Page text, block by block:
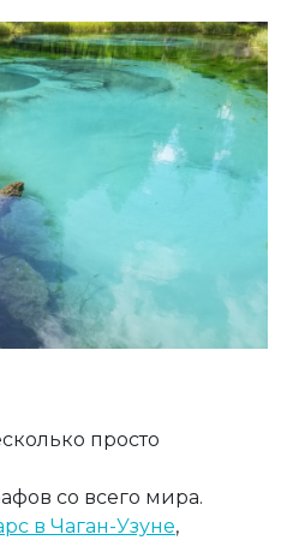
просто
со всего мира.
в Чаган-Узуне,